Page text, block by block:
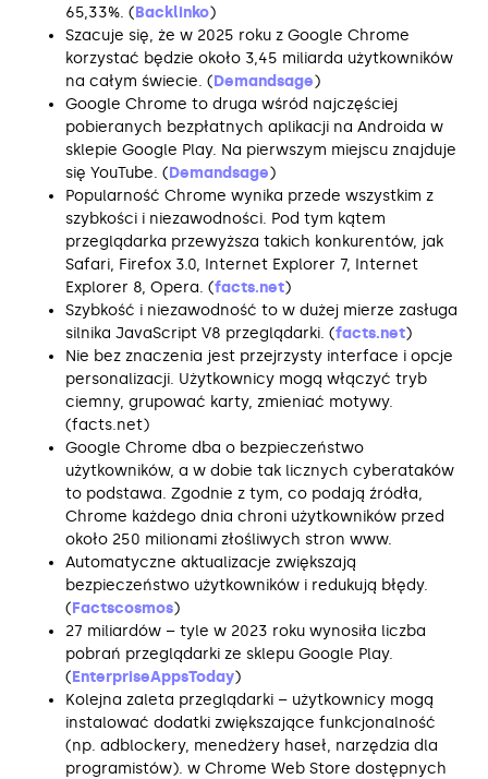
65,33%. (Backlinko)
Szacuje się, że w 2025 roku z Google Chrome
korzystać będzie około 3,45 miliarda użytkowników
na całym świecie. (Demandsage)
Google Chrome to druga wśród najczęściej
pobieranych bezpłatnych aplikacji na Androida w
sklepie Google Play. Na pierwszym miejscu znajduje
się YouTube. (Demandsage)
Popularność Chrome wynika przede wszystkim z
szybkości i niezawodności. Pod tym kątem
przeglądarka przewyższa takich konkurentów, jak
Safari, Firefox 3.0, Internet Explorer 7, Internet
Explorer 8, Opera. (facts.net)
Szybkość i niezawodność to w dużej mierze zasługa
silnika JavaScript V8 przeglądarki. (facts.net)
Nie bez znaczenia jest przejrzysty interface i opcje
personalizacji. Użytkownicy mogą włączyć tryb
ciemny, grupować karty, zmieniać motywy.
(facts.net)
Google Chrome dba o bezpieczeństwo
użytkowników, a w dobie tak licznych cyberataków
to podstawa. Zgodnie z tym, co podają źródła,
Chrome każdego dnia chroni użytkowników przed
około 250 milionami złośliwych stron www.
Automatyczne aktualizacje zwiększają
bezpieczeństwo użytkowników i redukują błędy.
(Factscosmos)
27 miliardów – tyle w 2023 roku wynosiła liczba
pobrań przeglądarki ze sklepu Google Play.
(EnterpriseAppsToday)
Kolejna zaleta przeglądarki – użytkownicy mogą
instalować dodatki zwiększające funkcjonalność
(np. adblockery, menedżery haseł, narzędzia dla
programistów). w Chrome Web Store dostępnych